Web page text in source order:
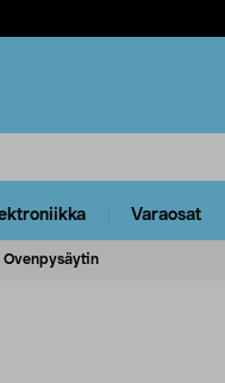
Varaosat
Ovenpysäytin